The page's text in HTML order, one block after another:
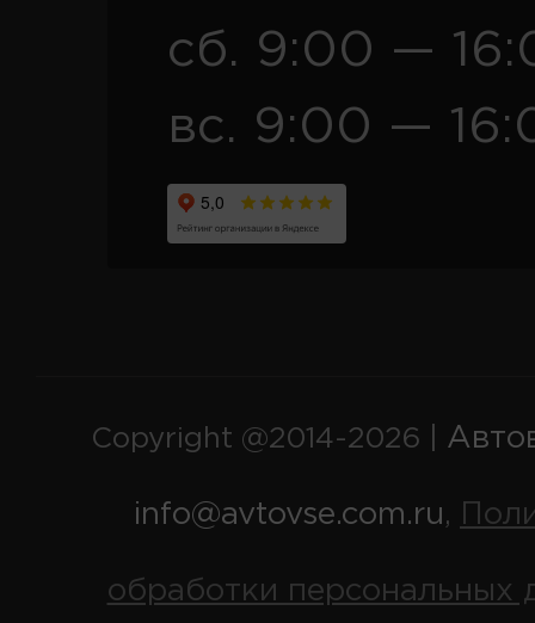
сб. 9:00 —
вс. 9:00 —
Copyright @2014-2026 |
info@avtovse.com.ru,
обработки персональных